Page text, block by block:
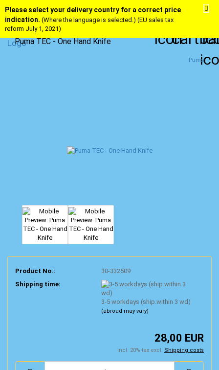
Please select your delivery country for a correct price
indication. (Where the language is selected.) (EU sales tax
reform July 1, 2021)
Puma TEC - One Hand Knife
Puma
Product No.:
30-332509
Shipping time:
3-5 workdays (ship.within 3 wd)
(abroad may vary)
28,00 EUR
incl. 20% tax excl. Shipping costs